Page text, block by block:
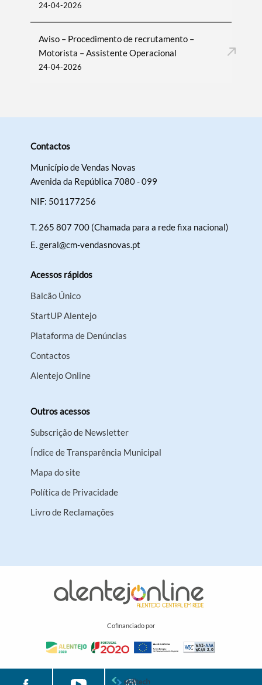
24-04-2026
Aviso – Procedimento de recrutamento –
Motorista – Assistente Operacional
24-04-2026
Contactos
Município de Vendas Novas
Avenida da República 7080 - 099
NIF: 501177256
T. 265 807 700 (Chamada para a rede fixa nacional)
E.geral@cm-vendasnovas.pt
Acessos rápidos
Balcão Único
StartUP Alentejo
Plataforma de Denúncias
Contactos
Alentejo Online
Outros acessos
Subscrição de Newsletter
Índice de Transparência Municipal
Mapa do site
Política de Privacidade
Livro de Reclamações
Cofinanciado por